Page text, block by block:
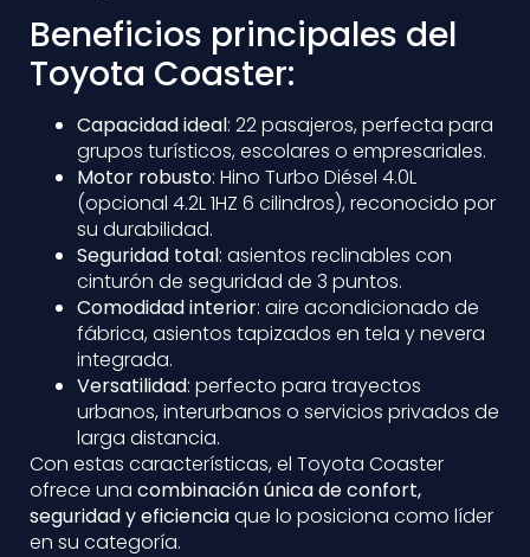
Beneficios principales del
Toyota Coaster:
Capacidad ideal: 22 pasajeros, perfecta para
grupos turísticos, escolares o empresariales.
Motor robusto: Hino Turbo Diésel 4.0L
(opcional 4.2L 1HZ 6 cilindros), reconocido por
su durabilidad.
Seguridad total: asientos reclinables con
cinturón de seguridad de 3 puntos.
Comodidad interior: aire acondicionado de
fábrica, asientos tapizados en tela y nevera
integrada.
Versatilidad: perfecto para trayectos
urbanos, interurbanos o servicios privados de
larga distancia.
Con estas características, el Toyota Coaster
ofrece una combinación única de confort,
seguridad y eficienciaque lo posiciona como líder
en su categoría.